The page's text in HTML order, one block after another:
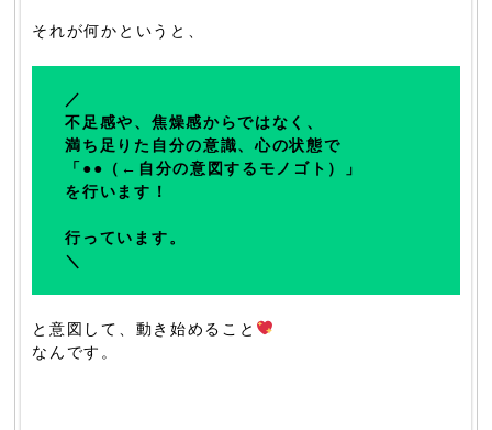
それが何かというと、
／
不足感や、焦燥感からではなく、
満ち足りた自分の意識、心の状態で
「●●（←自分の意図するモノゴト）」
を行います！
行っています。
＼
と意図して、動き始めること
なんです。